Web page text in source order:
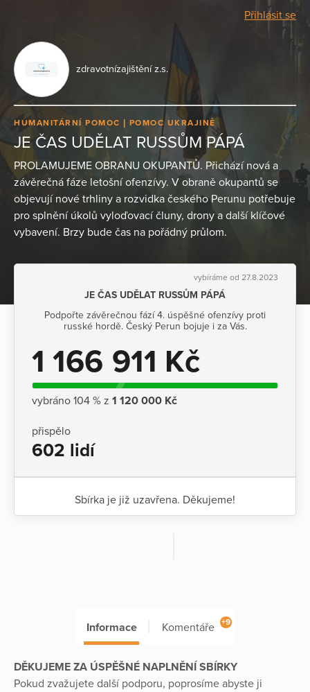
Přihlásit se
zdravotnízajištění z.s.
HUMANITÁRNÍ POMOC POMOC UKRAJINĚ
JE ČAS UDĚLAT RUSSŮM PÁPÁ
PROLAMUJEME OBRANU OKUPANTŮ. Přichází nová a
závěrečná fáze letošní ofenzívy. V obraně okupantů se
objevují nové trhliny a rozvidka českého Perunu potřebuje
pro splnění úkolů vyloďovací čluny, drony a další klíčové
vybavení. Brzy bude čas na pořádný průlom.
vybíráme od 27.8.2023
JE ČAS UDĚLAT RUSSŮM PÁPÁ
Podpořte závěrečnou fází 4. úspěšné ofenzívy proti
russké hordě. Český Perun bojuje i za Vás.
1 166 911 Kč
vybráno 104 % z 1 120 000 Kč
přispělo
602 lidí
Sbírka je již uzavřena. Děkujeme!
Informace Komentáře +9
DĚKUJEME ZA ÚSPĚŠNÉ NAPLNĚNÍ SBÍRKY
Pokud zvažujete další podporu, poprosíme abyste ji